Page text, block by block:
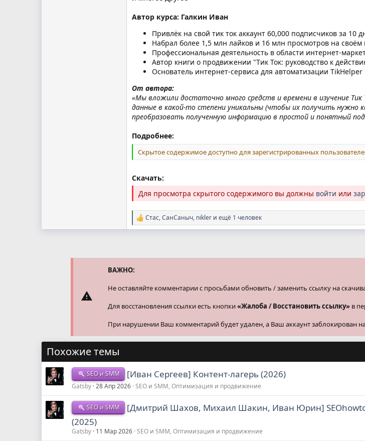
Автор курса: Галкин Иван
Привлёк на свой тик ток аккаунт 60,000 подписчиков за 10
Набрал более 1,5 млн лайков и 16 млн просмотров на своём
Профессиональная деятельность в области интернет-
Автор книги о продвижении "Tик Ток: руководство к
Основатель интернет-сервиса для автоматизации TikHelper
От автора:
«Мы вложили достаточно много средств и времени в изучение
данные в какой-то степени уникальны (чтобы их получить
преобразовать полученную информацию в простой и понятный
Подробнее:
Скрытое содержимое доступно для зарегистрированных
Скачать:
Для просмотра скрытого содержимого вы должны войти или
Р
е
Стас,СанСаныч, nikler и ещё 1 человек
ВАЖНО:
Не оставляйте комментарии с просьбами обновить / заменить ссылку на
Для восстановления ссылки есть кнопки«Жалоба / Восстановить ссылку» в
При нарушении Ваш комментарий будет удален, а Ваш аккаунт заблокирован
Похожие темы
SEO и SMM [Иван Сергеев] Контент-лагерь (2026)
Gatsby 28 Апр 2026 SEO и SMM, Оптимизация и продвижение
SEO и SMM
[Дмитрий Шахов, Михаил Шакин, Иван Юрин]
(2025)
Gatsby 11 Мар 2026 SEO и SMM, Оптимизация и продвижение